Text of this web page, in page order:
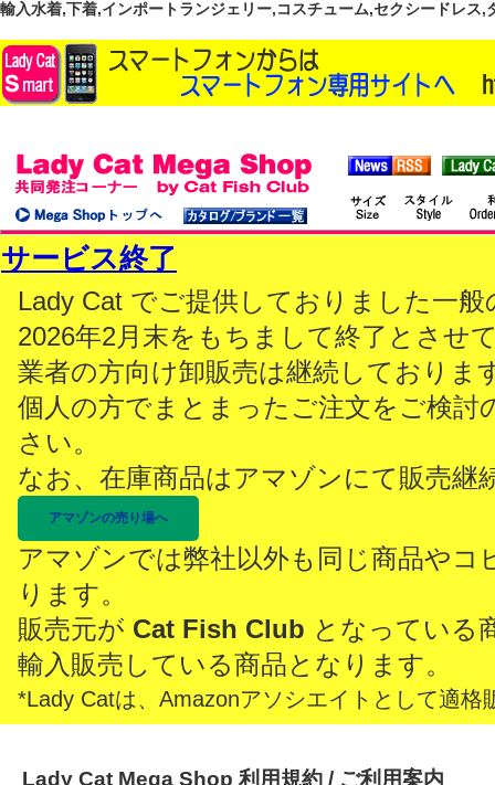
輸入水着,下着,インポートランジェリー,コスチューム,セクシードレス
サービス終了
Lady Cat でご提供しておりました一
2026年2月末をもちまして終了とさせ
業者の方向け卸販売は継続しておりま
個人の方でまとまったご注文をご検討
さい。
なお、在庫商品はアマゾンにて販売継
アマゾンの売り場へ
アマゾンでは弊社以外も同じ商品やコ
ります。
販売元が Cat Fish Club となっている
輸入販売している商品となります。
*Lady Catは、Amazonアソシエイトとして適格
Lady Cat Mega Shop 利用規約 / ご利用案内